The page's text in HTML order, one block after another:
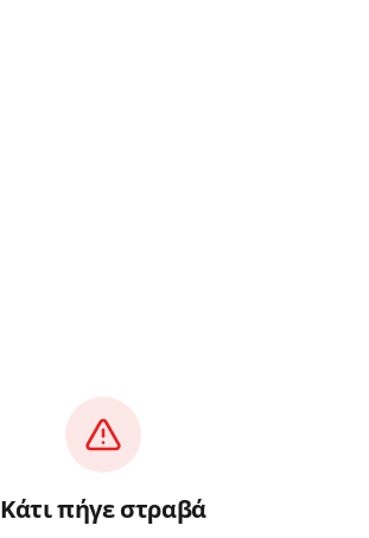
Κάτι πήγε στραβά